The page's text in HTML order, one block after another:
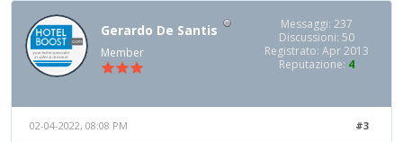
Gerardo De Santis
Member
Messaggi: 237
Discussioni: 50
Registrato: Apr 2013
Reputazione: 4
#3
02-04-2022, 08:08 PM